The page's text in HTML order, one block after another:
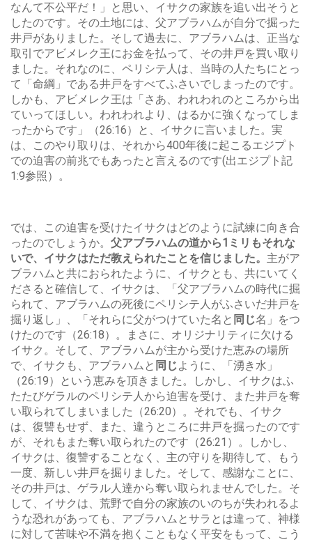
なんて不公平だ！」と思い、イサクの家族を追い出そうと
したのです。その土地には、父アブラハムが自分で掘った
井戸がありました。そして過去に、アブラハムは、正当な
取引でアビメレク王にお金を払って、その井戸を買い取り
ました。それなのに、ペリシテ人は、当時の人たちにとっ
て「命綱」である井戸をすべてふさいでしまったのです。
しかも、アビメレク王は「さあ、われわれのところから出
ていってほしい。われわれより、はるかに強くなってしま
ったからです」（26:16）と、イサクに言いました。実
は、このやり取りは、それから400年後に起こるエジプト
での迫害の前兆でもあったと言えるのです(出エジプト記
1:9参照）。
では、この迫害を受けたイサクはどのように試練に向き合
ったのでしょうか。 父アブラハムの道から1ミリもそれな
いで、イサクはただ教えられたことを信じました。 主がア
ブラハムと共におられたように、イサクとも、共にいてく
ださると確信して、イサクは、「父アブラハムの時代に掘
られて、アブラハムの死後にペリシテ人がふさいだ井戸を
掘り返し」、「それらに父がつけていた名と 同じ名」をつ
けたのです（26:18）。まさに、オリジナリティに欠ける
イサク。そして、アブラハムが主から受けた恵みの場所
で、イサクも、アブラハムと 同じように、「湧き水」
（26:19）という恵みを頂きました。しかし、イサクはふ
たたびゲラルのペリシテ人から迫害を受け、また井戸を奪
い取られてしまいました（26:20）。それでも、イサク
は、復讐もせず、また、違うところに井戸を掘ったのです
が、それもまた奪い取られたのです（26:21）。しかし、
イサクは、復讐することなく、主の守りを期待して、もう
一度、新しい井戸を掘りました。そして、感謝なことに、
その井戸は、ゲラル人達から奪い取られませんでした。そ
して、イサクは、荒野で自分の家族のいのちが失われるよ
うな恐れがあっても、アブラハムとサラとは違って、神様
に対して苦味や不満を抱くこともなく平安をもって、こう